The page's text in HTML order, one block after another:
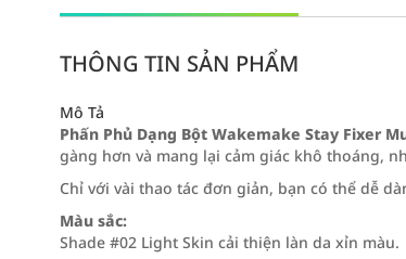
THÔNG TIN SẢN PHẨM
Mô Tả
Phấn Phủ Dạng Bột Wakemake Stay Fixer
gàng hơn và mang lại cảm giác khô thoáng,
Chỉ với vài thao tác đơn giản, bạn có thể dễ
Màu sắc:
Shade #02 Light Skin cải thiện làn da xỉn màu.